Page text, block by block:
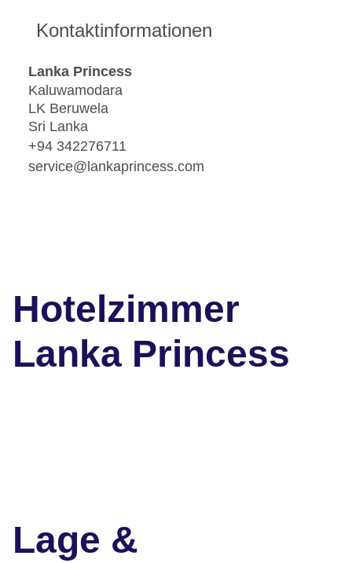
Kontaktinformationen
Lanka Princess
Kaluwamodara
LK Beruwela
Sri Lanka
+94 342276711
service@lankaprincess.com
Hotelzimmer
Lanka Princess
Lage &